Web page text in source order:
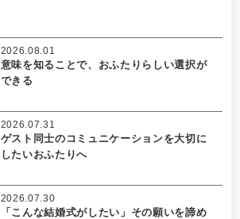
意味を知ることで、おふたりらしい選択が
できる
2026.08.01
ゲスト同士のコミュニケーションを大切に
したいおふたりへ
2026.07.31
「こんな結婚式がしたい」その願いを諦め
2026.07.30